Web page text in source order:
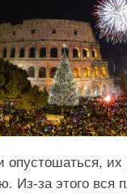
опустошаться,
Из-за этого вся